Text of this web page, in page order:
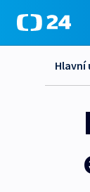
Hlavní